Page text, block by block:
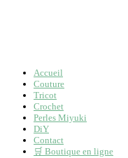
Accueil
Couture
Tricot
Crochet
Perles Miyuki
DiY
Contact
🛒 Boutique en ligne